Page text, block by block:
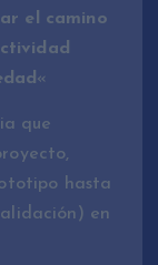
el camino
«
que
hasta
en